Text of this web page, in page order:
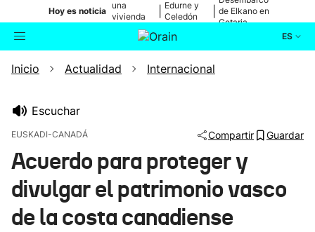
Hoy es noticia
una
vivienda
de Bilbao
Edurne y
Celedón
de Elkano en
Getaria
ES
Buscador Actualidad
Ikusmiran
Eguraldia
Inicio Actualidad Internacional
Escuchar
EUSKADI-CANADÁ Compartir Guardar
Acuerdo para proteger y
divulgar el patrimonio vasco
de la costa canadiense